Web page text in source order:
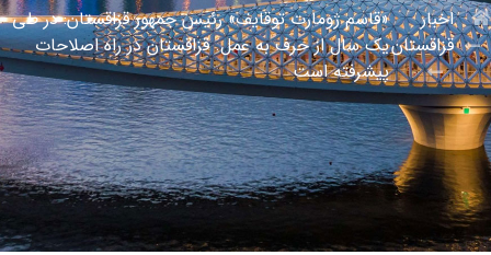
اخبار
قزاقستان
«قاسم ژومارت توقایف» رئیس جمهور قزاقستان: در طی
یک سال از حرف به عمل. قزاقستان در راه اصلاحات
پیشرفته است